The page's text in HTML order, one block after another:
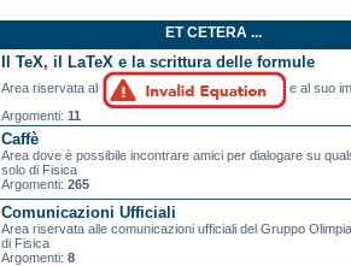
ET CETERA ...
Il TeX, il LaTeX e la scrittura delle formule
Area riservata al
e al suo
Argomenti: 11
Caffè
Area dove è possibile incontrare amici per dialogare su
solo di Fisica
Argomenti: 265
Comunicazioni Ufficiali
Area riservata alle comunicazioni ufficiali del Gruppo
di Fisica
Argomenti: 8